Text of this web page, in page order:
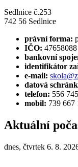
Sedlnice č.253
742 56 Sedlnice
právní forma:
IČO: 47658088
bankovní
identifikátor
e-mail:
datová
telefon: 556
mobil: 739 667
Aktuální
dnes, čtvrtek 6. 8.